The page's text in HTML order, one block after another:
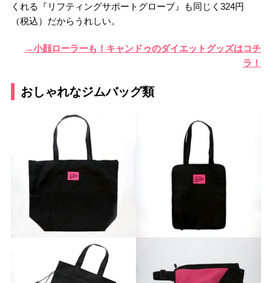
くれる『リフティングサポートグローブ』も同じく324円
（税込）だからうれしい。
→小顔ローラーも！キャンドゥのダイエットグッズはコチ
ラ！
おしゃれなジムバッグ類